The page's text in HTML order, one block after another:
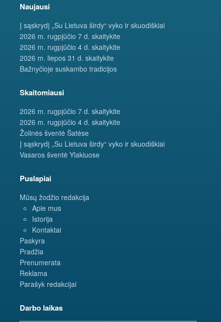
Naujausi
Į sąskrydį „Su Lietuva širdy“ vyko ir skuodiškiai
2026 m. rugpjūčio 7 d. skaitykite
2026 m. rugpjūčio 4 d. skaitykite
2026 m. liepos 31 d. skaitykite
Bažnyčioje suskambo tradicijos
Skaitomiausi
2026 m. rugpjūčio 7 d. skaitykite
2026 m. rugpjūčio 4 d. skaitykite
Žolinės šventė Šatėse
Į sąskrydį „Su Lietuva širdy“ vyko ir skuodiškiai
Vasaros šventė Ylakiuose
Puslapiai
Mūsų žodžio redakcija
Apie mus
Istorija
Kontaktai
Paskyra
Pradžia
Prenumerata
Reklama
Parašyk redakcijai
Darbo laikas